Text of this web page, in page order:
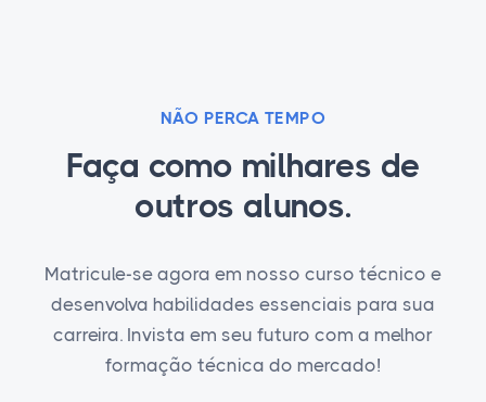
NÃO PERCA TEMPO
Faça como milhares de
outros alunos.
Matricule-se agora em nosso curso técnico e
desenvolva habilidades essenciais para sua
carreira. Invista em seu futuro com a melhor
formação técnica do mercado!